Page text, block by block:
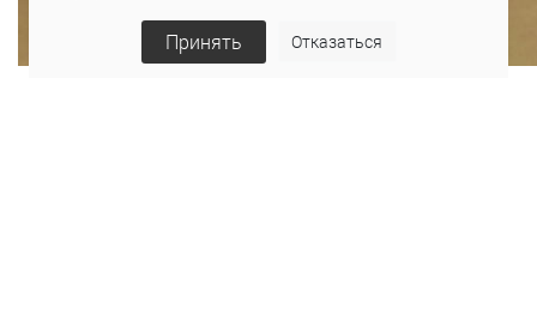
Принять Отказаться